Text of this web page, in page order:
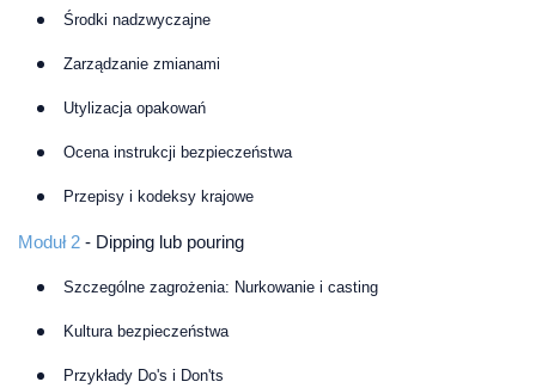
Środki nadzwyczajne
Zarządzanie zmianami
Utylizacja opakowań
Ocena instrukcji bezpieczeństwa
Przepisy i kodeksy krajowe
Moduł 2 - Dipping lub pouring
Szczególne zagrożenia: Nurkowanie i casting
Kultura bezpieczeństwa
Przykłady Do's i Don'ts